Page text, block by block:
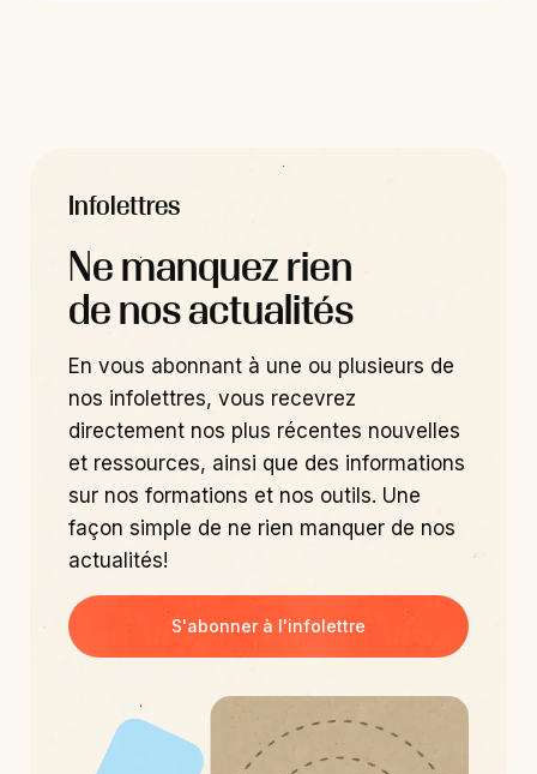
Infolettres
Ne manquez rien
de nos actualités
En vous abonnant à une ou plusieurs de
nos infolettres, vous recevrez
directement nos plus récentes nouvelles
et ressources, ainsi que des informations
sur nos formations et nos outils. Une
façon simple de ne rien manquer de nos
actualités!
S'abonner à l'infolettre